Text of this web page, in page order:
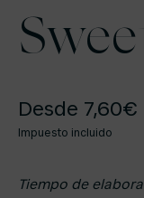
Desde 7,60€
Impuesto incluido
Tiempo de